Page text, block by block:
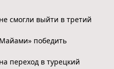
смогли выйти в третий
победить
переход в турецкий